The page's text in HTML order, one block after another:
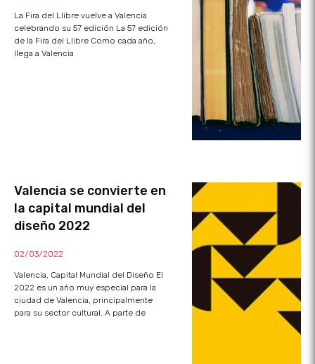
La Fira del Llibre vuelve a Valencia
celebrando su 57 edición La 57 edición
de la Fira del Llibre Como cada año,
llega a Valencia
Valencia se convierte en
la capital mundial del
diseño 2022
02/03/2022
Valencia, Capital Mundial del Diseño El
2022 es un año muy especial para la
ciudad de Valencia, principalmente
para su sector cultural. A parte de